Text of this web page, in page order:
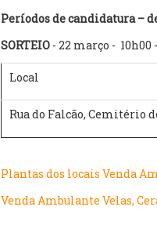
Períodos de candidatura –
SORTEIO - 22 março -
Local
Rua do Falcão, Cemitério
Plantas dos locais Venda
Venda Ambulante Velas,